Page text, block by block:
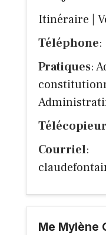
Itinéraire
Téléphone:
Pratiques:
Télécopieur
Courriel:
Me Mylène